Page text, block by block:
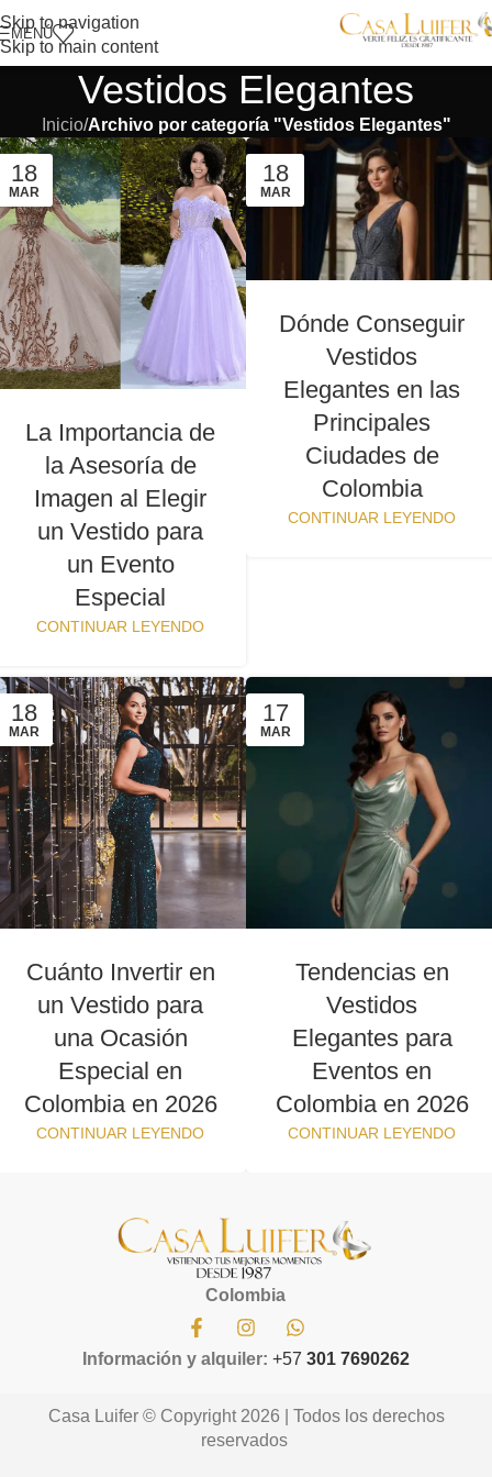
Skip to navigation
Skip to main content
MENÚ
Vestidos Elegantes
Inicio/Archivo por categoría "Vestidos Elegantes"
18
MAR
La Importancia de
la Asesoría de
Imagen al Elegir
un Vestido para
un Evento
Especial
CONTINUAR LEYENDO
18
MAR
Dónde Conseguir
Vestidos
Elegantes en las
Principales
Ciudades de
Colombia
CONTINUAR LEYENDO
18
MAR
Cuánto Invertir en
un Vestido para
una Ocasión
Especial en
Colombia en 2026
CONTINUAR LEYENDO
17
MAR
Tendencias en
Vestidos
Elegantes para
Eventos en
Colombia en 2026
CONTINUAR LEYENDO
Colombia
Información y alquiler: +57 301 7690262
Casa Luifer © Copyright 2026 | Todos los derechos
reservados